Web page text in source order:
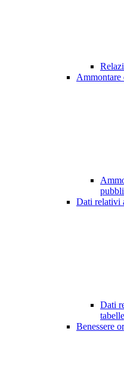
Ammontare
Dati relativi
Dati
Benessere